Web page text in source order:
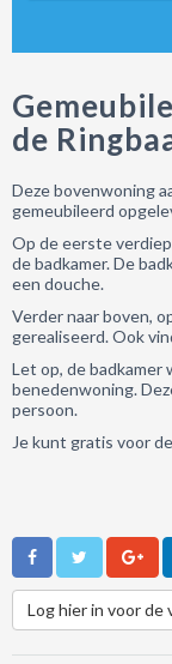
de
Deze bovenwoning
gemeubileerd
Op de eerste
de badkamer. De
een douche.
Verder naar boven,
gerealiseerd. Ook
Let op, de
benedenwoning.
persoon.
Je kunt gratis voor
Log hier in voor de